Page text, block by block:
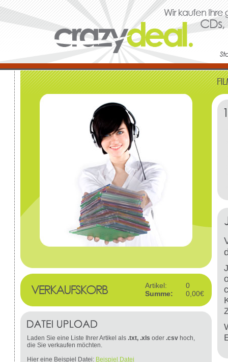
Artikel:
0
Summe:
0,00€
Laden Sie eine Liste Ihrer Artikel als .txt, .xls oder .csv hoch,
die Sie verkaufen möchten.
Hier eine Beispiel Datei: Beispiel Datei